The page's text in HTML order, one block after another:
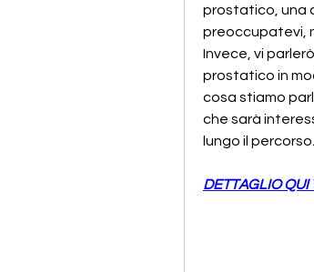
prostatico, una
preoccupatevi,
Invece, vi
prostatico in
cosa stiamo
che sarà
lungo il percorso.
DETTAGLIO QUI